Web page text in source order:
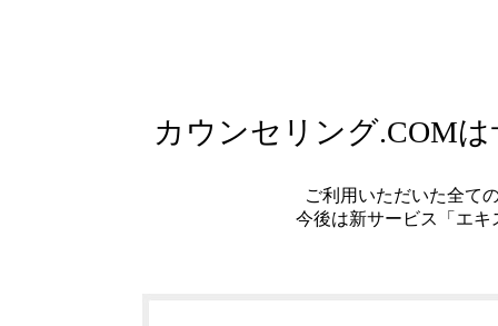
カウンセリング.COM
ご利用いただいた全て
今後は新サービス「エ